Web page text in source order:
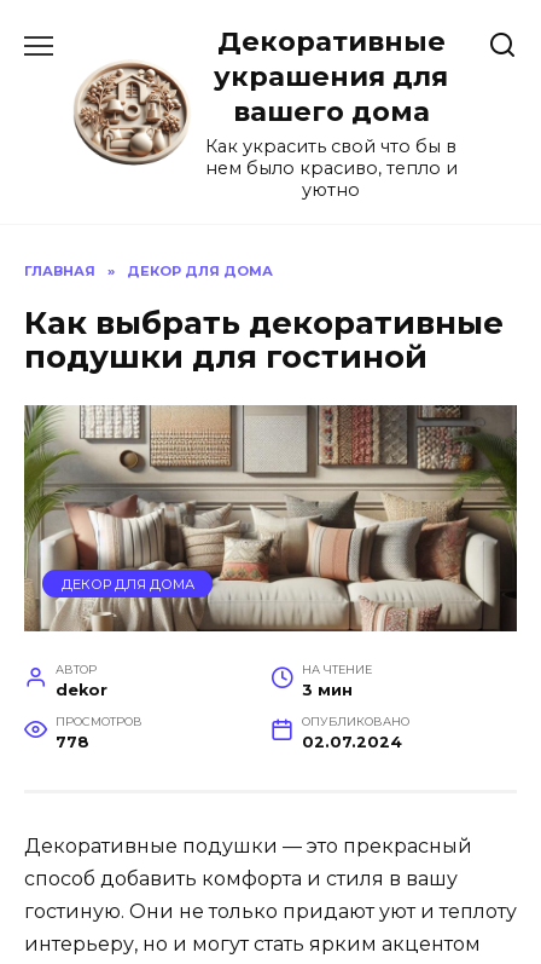
содержанию
Декоративные
украшения для
вашего дома
Как украсить свой что бы в
нем было красиво, тепло и
уютно
ГЛАВНАЯ » ДЕКОР ДЛЯ ДОМА
Как выбрать декоративные
подушки для гостиной
ДЕКОР ДЛЯ ДОМА
АВТОР
dekor
НА ЧТЕНИЕ
3 мин
ПРОСМОТРОВ
778
ОПУБЛИКОВАНО
02.07.2024
Декоративные подушки — это прекрасный
способ добавить комфорта и стиля в вашу
гостиную. Они не только придают уют и теплоту
интерьеру, но и могут стать ярким акцентом